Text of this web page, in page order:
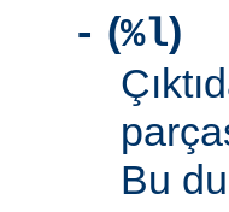
- (%l)
Bu